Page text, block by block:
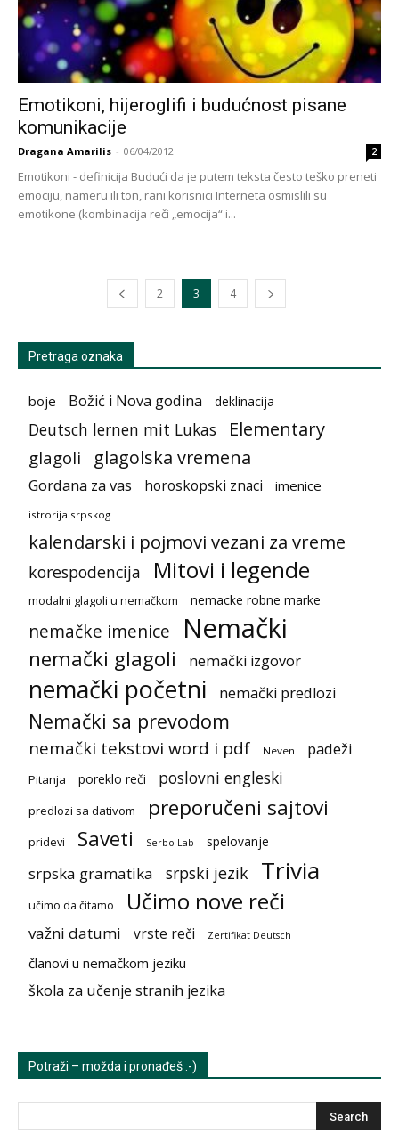
Emotikoni, hijeroglifi i budućnost pisane
komunikacije
Dragana Amarilis - 06/04/2012 2
Emotikoni - definicija Budući da je putem teksta često teško preneti
emociju, nameru ili ton, rani korisnici Interneta osmislili su
emotikone (kombinacija reči „emocija“ i...
2 3 4
Pretraga oznaka
boje Božić i Nova godina deklinacija
Deutsch lernen mit Lukas Elementary
glagoli glagolska vremena
Gordana za vas horoskopski znaci imenice
istrorija srpskog
kalendarski i pojmovi vezani za vreme
korespodencija Mitovi i legende
modalni glagoli u nemačkom nemacke robne marke
nemačke imenice Nemački
nemački glagoli nemački izgovor
nemački početni nemački predlozi
Nemački sa prevodom
nemački tekstovi word i pdf Neven padeži
Pitanja poreklo reči poslovni engleski
predlozi sa dativom preporučeni sajtovi
pridevi Saveti Serbo Lab spelovanje
srpska gramatika srpski jezik Trivia
učimo da čitamo Učimo nove reči
važni datumi vrste reči Zertifikat Deutsch
članovi u nemačkom jeziku
škola za učenje stranih jezika
Potraži – možda i pronađeš :-)